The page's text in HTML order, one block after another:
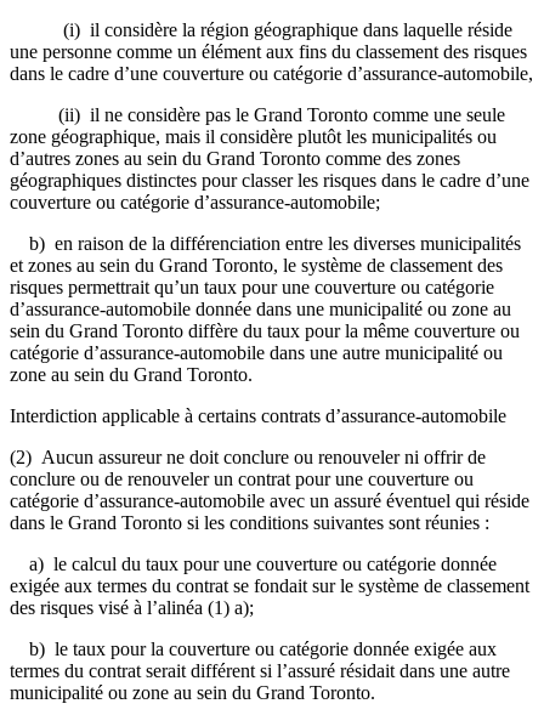
(i) il considère la région géographique dans laquelle réside
une personne comme un élément aux fins du classement des risques
dans le cadre d’une couverture ou catégorie d’assurance-automobile,
(ii) il ne considère pas le Grand Toronto comme une seule
zone géographique, mais il considère plutôt les municipalités ou
d’autres zones au sein du Grand Toronto comme des zones
géographiques distinctes pour classer les risques dans le cadre d’une
couverture ou catégorie d’assurance-automobile;
b) en raison de la différenciation entre les diverses municipalités
et zones au sein du Grand Toronto, le système de classement des
risques permettrait qu’un taux pour une couverture ou catégorie
d’assurance-automobile donnée dans une municipalité ou zone au
sein du Grand Toronto diffère du taux pour la même couverture ou
catégorie d’assurance-automobile dans une autre municipalité ou
zone au sein du Grand Toronto.
Interdiction applicable à certains contrats d’assurance-automobile
(2) Aucun assureur ne doit conclure ou renouveler ni offrir de
conclure ou de renouveler un contrat pour une couverture ou
catégorie d’assurance-automobile avec un assuré éventuel qui réside
dans le Grand Toronto si les conditions suivantes sont réunies :
a) le calcul du taux pour une couverture ou catégorie donnée
exigée aux termes du contrat se fondait sur le système de classement
des risques visé à l’alinéa (1) a);
b) le taux pour la couverture ou catégorie donnée exigée aux
termes du contrat serait différent si l’assuré résidait dans une autre
municipalité ou zone au sein du Grand Toronto.